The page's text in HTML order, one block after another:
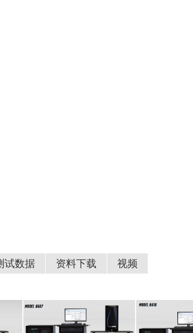
试数据 资料下载 视频
8600系列振动样品磁强计全新设计和升级